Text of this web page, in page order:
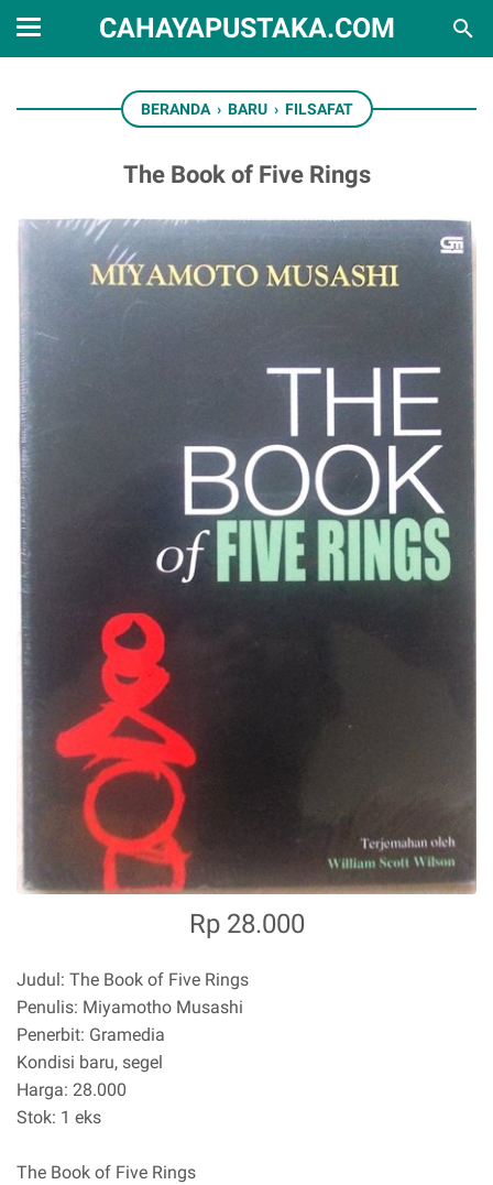
CAHAYAPUSTAKA.COM
BERANDA › BARU › FILSAFAT
The Book of Five Rings
Rp 28.000
Judul: The Book of Five Rings
Penulis: Miyamotho Musashi
Penerbit: Gramedia
Kondisi baru, segel
Harga: 28.000
Stok: 1 eks
The Book of Five Rings